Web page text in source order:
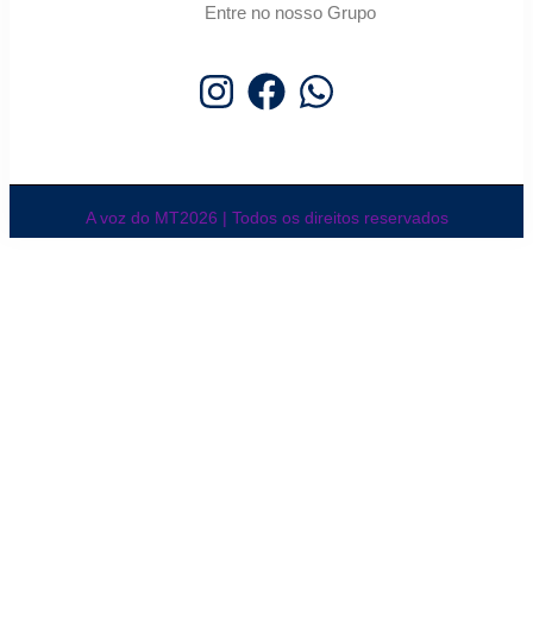
Entre no nosso Grupo
A voz do MT2026 | Todos os direitos reservados